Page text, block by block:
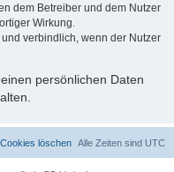
dem Betreiber und dem Nutzer
Wirkung.
verbindlich, wenn der Nutzer
persönlichen Daten
Alle Zeiten sind UTC
löschen